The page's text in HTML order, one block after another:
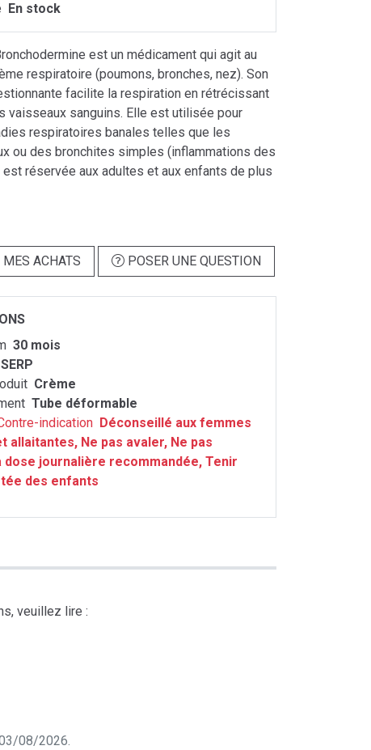
En stock
est un médicament qui agit au
respiratoire (poumons, bronches, nez). Son
facilite la respiration en rétrécissant
vaisseaux sanguins. Elle est utilisée pour
respiratoires banales telles que les
ou des bronchites simples (inflammations des
est réservée aux adultes et aux enfants de plus
ACHATS POSER UNE QUESTION
30 mois
SERP
Crème
Tube déformable
indication Déconseillé aux femmes
allaitantes, Ne pas avaler, Ne pas
dose journalière recommandée, Tenir
des enfants
veuillez lire :
08/2026.